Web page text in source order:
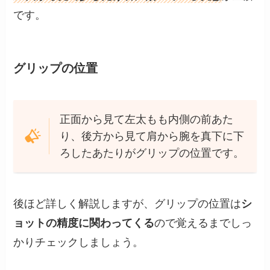
です。
グリップの位置
正面から見て左太もも内側の前あた
り、後方から見て肩から腕を真下に下
ろしたあたりがグリップの位置です。
後ほど詳しく解説しますが、グリップの位置はシ
ョットの精度に関わってくるので覚えるまでしっ
かりチェックしましょう。